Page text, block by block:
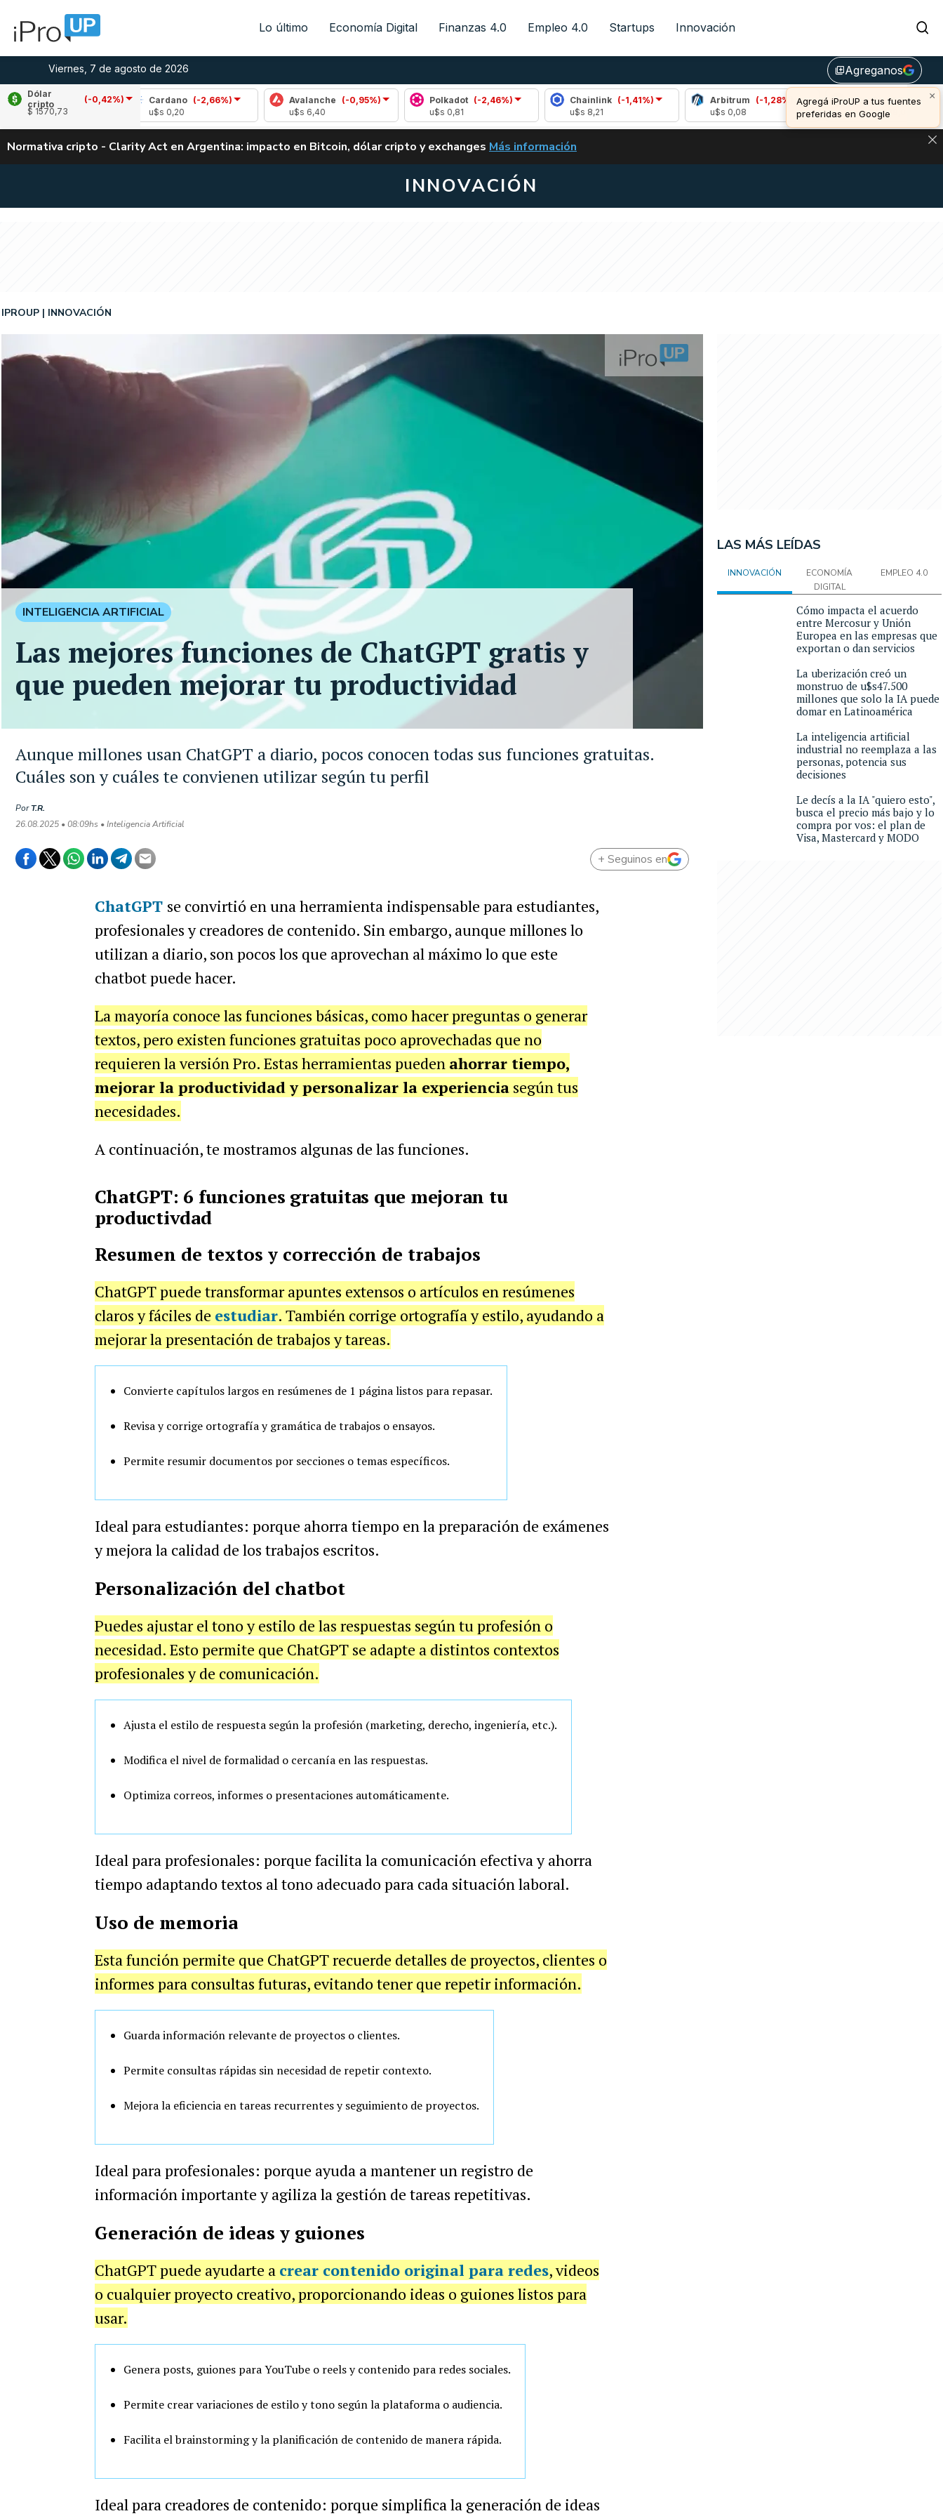
Lo último Economía Digital Finanzas 4.0 Empleo 4.0 Startups Innovación
Viernes, 7 de agosto de 2026 library_addAgreganos
×
Agregá iProUP a tus fuentes
preferidas en Google
Dólar
cripto
(-0,42%)
$ 1570,73
(-1,96%)
Cardano
(-2,66%)
Avalanche (-0,95%)
Polkadot
(-2,46%)
Chainlink (-1,41%)
Arbitrum (-1,28%)
Bitcoin (0,58%)
u$s 64.769,00
Normativa cripto - Clarity Act en Argentina: impacto en Bitcoin, dólar cripto y exchanges CLARITY ACT EN ARGENTINA: IMPACTO EN BITCOIN, DÓLAR CRIPTO Y EXCHANGES
Más información
INNOVACIÓN
Aunque millones usan ChatGPT a diario, pocos conocen todas sus funciones gratuitas.
Cuáles son y cuáles te convienen utilizar según tu perfil
IPROUP INNOVACIÓN
PorT.R.
26.08.2025 • 08:09hs • Inteligencia Artificial
INTELIGENCIA ARTIFICIAL
Las mejores funciones de ChatGPT gratis y
que pueden mejorar tu productividad
+ Seguinos en
ChatGPT se convirtió en una herramienta indispensable para estudiantes,
profesionales y creadores de contenido. Sin embargo, aunque millones lo
utilizan a diario, son pocos los que aprovechan al máximo lo que este
chatbot puede hacer.
La mayoría conoce las funciones básicas, como hacer preguntas o generar
textos, pero existen funciones gratuitas poco aprovechadas que no
requieren la versión Pro. Estas herramientas pueden ahorrar tiempo,
mejorar la productividad y personalizar la experienciasegún tus
necesidades.
A continuación, te mostramos algunas de las funciones.
ChatGPT: 6 funciones gratuitas que mejoran tu
productivdad
Resumen de textos y corrección de trabajos
ChatGPT puede transformar apuntes extensos o artículos en resúmenes
claros y fáciles de estudiar. También corrige ortografía y estilo, ayudando a
mejorar la presentación de trabajos y tareas.
Convierte capítulos largos en resúmenes de 1 página listos para repasar.
Revisa y corrige ortografía y gramática de trabajos o ensayos.
Permite resumir documentos por secciones o temas específicos.
Ideal para estudiantes: porque ahorra tiempo en la preparación de exámenes
y mejora la calidad de los trabajos escritos.
Personalización del chatbot
Puedes ajustar el tono y estilo de las respuestas según tu profesión o
necesidad. Esto permite que ChatGPT se adapte a distintos contextos
profesionales y de comunicación.
Ajusta el estilo de respuesta según la profesión (marketing, derecho, ingeniería, etc.).
Modifica el nivel de formalidad o cercanía en las respuestas.
Optimiza correos, informes o presentaciones automáticamente.
Ideal para profesionales: porque facilita la comunicación efectiva y ahorra
tiempo adaptando textos al tono adecuado para cada situación laboral.
Uso de memoria
Esta función permite que ChatGPT recuerde detalles de proyectos, clientes o
informes para consultas futuras, evitando tener que repetir información.
Guarda información relevante de proyectos o clientes.
Permite consultas rápidas sin necesidad de repetir contexto.
Mejora la eficiencia en tareas recurrentes y seguimiento de proyectos.
Ideal para profesionales: porque ayuda a mantener un registro de
información importante y agiliza la gestión de tareas repetitivas.
Generación de ideas y guiones
ChatGPT puede ayudarte a crear contenido original para redes, videos
o cualquier proyecto creativo, proporcionando ideas o guiones listos para
usar.
Genera posts, guiones para YouTube o reels y contenido para redes sociales.
Permite crear variaciones de estilo y tono según la plataforma o audiencia.
Facilita el brainstorming y la planificación de contenido de manera rápida.
Ideal para creadores de contenido: porque simplifica la generación de ideas
LAS MÁS LEÍDAS
INNOVACIÓN
ECONOMÍA
DIGITAL
EMPLEO 4.0
Cómo impacta el acuerdo
entre Mercosur y Unión
Europea en las empresas que
exportan o dan servicios
La uberización creó un
monstruo de u$s47.500
millones que solo la IA puede
domar en Latinoamérica
La inteligencia artificial
industrial no reemplaza a las
personas, potencia sus
decisiones
Le decís a la IA "quiero esto",
busca el precio más bajo y lo
compra por vos: el plan de
Visa, Mastercard y MODO